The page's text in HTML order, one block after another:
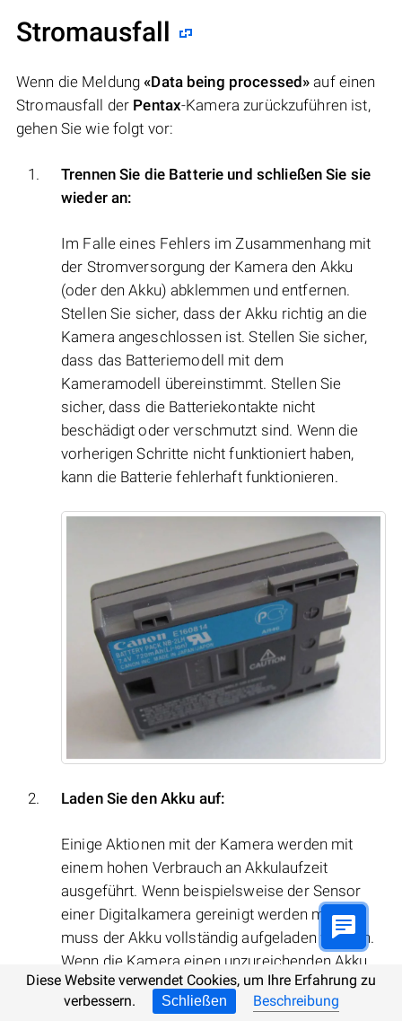
Stromausfall
Wenn die Meldung«Data being processed» auf einen
Stromausfall der Pentax-Kamera zurückzuführen ist,
gehen Sie wie folgt vor:
Trennen Sie die Batterie und schließen Sie sie
wieder an:
Im Falle eines Fehlers im Zusammenhang mit
der Stromversorgung der Kamera den Akku
(oder den Akku) abklemmen und entfernen.
Stellen Sie sicher, dass der Akku richtig an die
Kamera angeschlossen ist. Stellen Sie sicher,
dass das Batteriemodell mit dem
Kameramodell übereinstimmt. Stellen Sie
sicher, dass die Batteriekontakte nicht
beschädigt oder verschmutzt sind. Wenn die
vorherigen Schritte nicht funktioniert haben,
kann die Batterie fehlerhaft funktionieren.
Laden Sie den Akku auf:
Einige Aktionen mit der Kamera werden mit
einem hohen Verbrauch an Akkulaufzeit
ausgeführt. Wenn beispielsweise der Sensor
einer Digitalkamera gereinigt werden muss,
muss der Akku vollständig aufgeladen werden.
Wenn die Kamera einen unzureichenden Akku
für diese Aktion feststellt, meldet die Kamera
einen Fehler im Zusammenhang mit einem
Diese Website verwendet Cookies, um Ihre Erfahrung zu
verbessern.
Schließen Beschreibung